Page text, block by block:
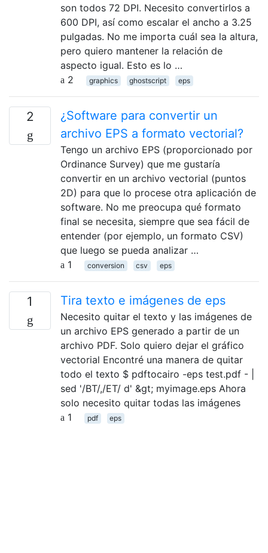
son todos 72 DPI. Necesito convertirlos a
600 DPI, así como escalar el ancho a 3.25
pulgadas. No me importa cuál sea la altura,
pero quiero mantener la relación de
aspecto igual. Esto es lo …
2
graphics ghostscript eps
2
¿Software para convertir un
archivo EPS a formato vectorial?
Tengo un archivo EPS (proporcionado por
Ordinance Survey) que me gustaría
convertir en un archivo vectorial (puntos
2D) para que lo procese otra aplicación de
software. No me preocupa qué formato
final se necesita, siempre que sea fácil de
entender (por ejemplo, un formato CSV)
que luego se pueda analizar …
1
conversion csv eps
1 Tira texto e imágenes de eps
Necesito quitar el texto y las imágenes de
un archivo EPS generado a partir de un
archivo PDF. Solo quiero dejar el gráfico
vectorial Encontré una manera de quitar
todo el texto $ pdftocairo -eps test.pdf - |
sed '/BT/,/ET/ d' &gt; myimage.eps Ahora
solo necesito quitar todas las imágenes
1
pdf eps